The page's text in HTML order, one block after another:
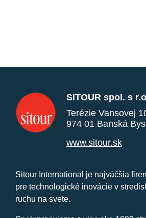
SITOUR spol. s
Terézie Vansovej
974 01 Banská
www.sitour.sk
Sitour International je najväčšia
pre technologické inovácie v
ruchu na svete.